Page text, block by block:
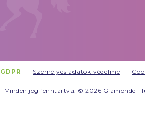
GDPR Személyes adatok védelme
Minden jog fenntartva. © 2026 Glamonde -